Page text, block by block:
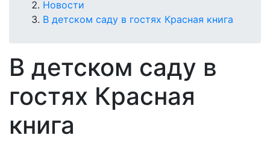
навигации
Новости
В детском саду в гостях Красная книга
В детском саду в
гостях Красная
книга